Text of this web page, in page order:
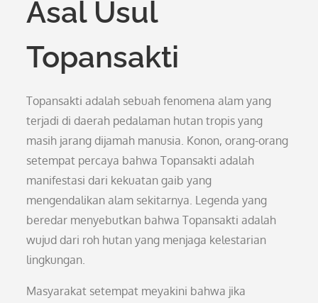
Asal Usul
Topansakti
Topansakti adalah sebuah fenomena alam yang
terjadi di daerah pedalaman hutan tropis yang
masih jarang dijamah manusia. Konon, orang-orang
setempat percaya bahwa Topansakti adalah
manifestasi dari kekuatan gaib yang
mengendalikan alam sekitarnya. Legenda yang
beredar menyebutkan bahwa Topansakti adalah
wujud dari roh hutan yang menjaga kelestarian
lingkungan.
Masyarakat setempat meyakini bahwa jika